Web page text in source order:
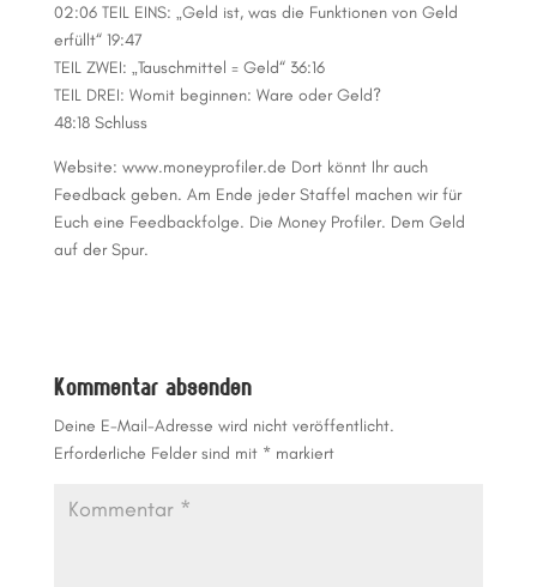
02:06 TEIL EINS: „Geld ist, was die Funktionen von Geld
erfüllt“ 19:47
TEIL ZWEI: „Tauschmittel = Geld“ 36:16
TEIL DREI: Womit beginnen: Ware oder Geld?
48:18 Schluss
Website: www.moneyprofiler.de Dort könnt Ihr auch
Feedback geben. Am Ende jeder Staffel machen wir für
Euch eine Feedbackfolge. Die Money Profiler. Dem Geld
auf der Spur.
Kommentar absenden
Deine E-Mail-Adresse wird nicht veröffentlicht.
Erforderliche Felder sind mit *markiert